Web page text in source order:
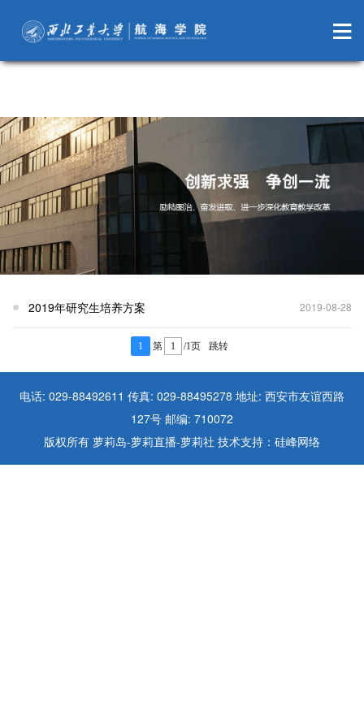
萝莉岛
2019年研究生培养方案 2019-08-28
1 第 /1页 跳转
电话: 029-88492611 传真: 029-88495278 地址: 西安市友谊西路
127号 邮编: 710072
版权所有 萝莉岛-萝莉直播-萝莉社 技术支持：硅峰网络